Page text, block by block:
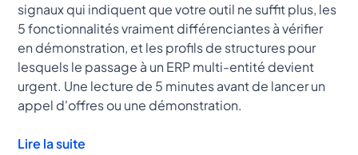
signaux qui indiquent que votre outil ne suffit plus, les
5 fonctionnalités vraiment différenciantes à vérifier
en démonstration, et les profils de structures pour
lesquels le passage à un ERP multi-entité devient
urgent. Une lecture de 5 minutes avant de lancer un
appel d'offres ou une démonstration.
Lire la suite